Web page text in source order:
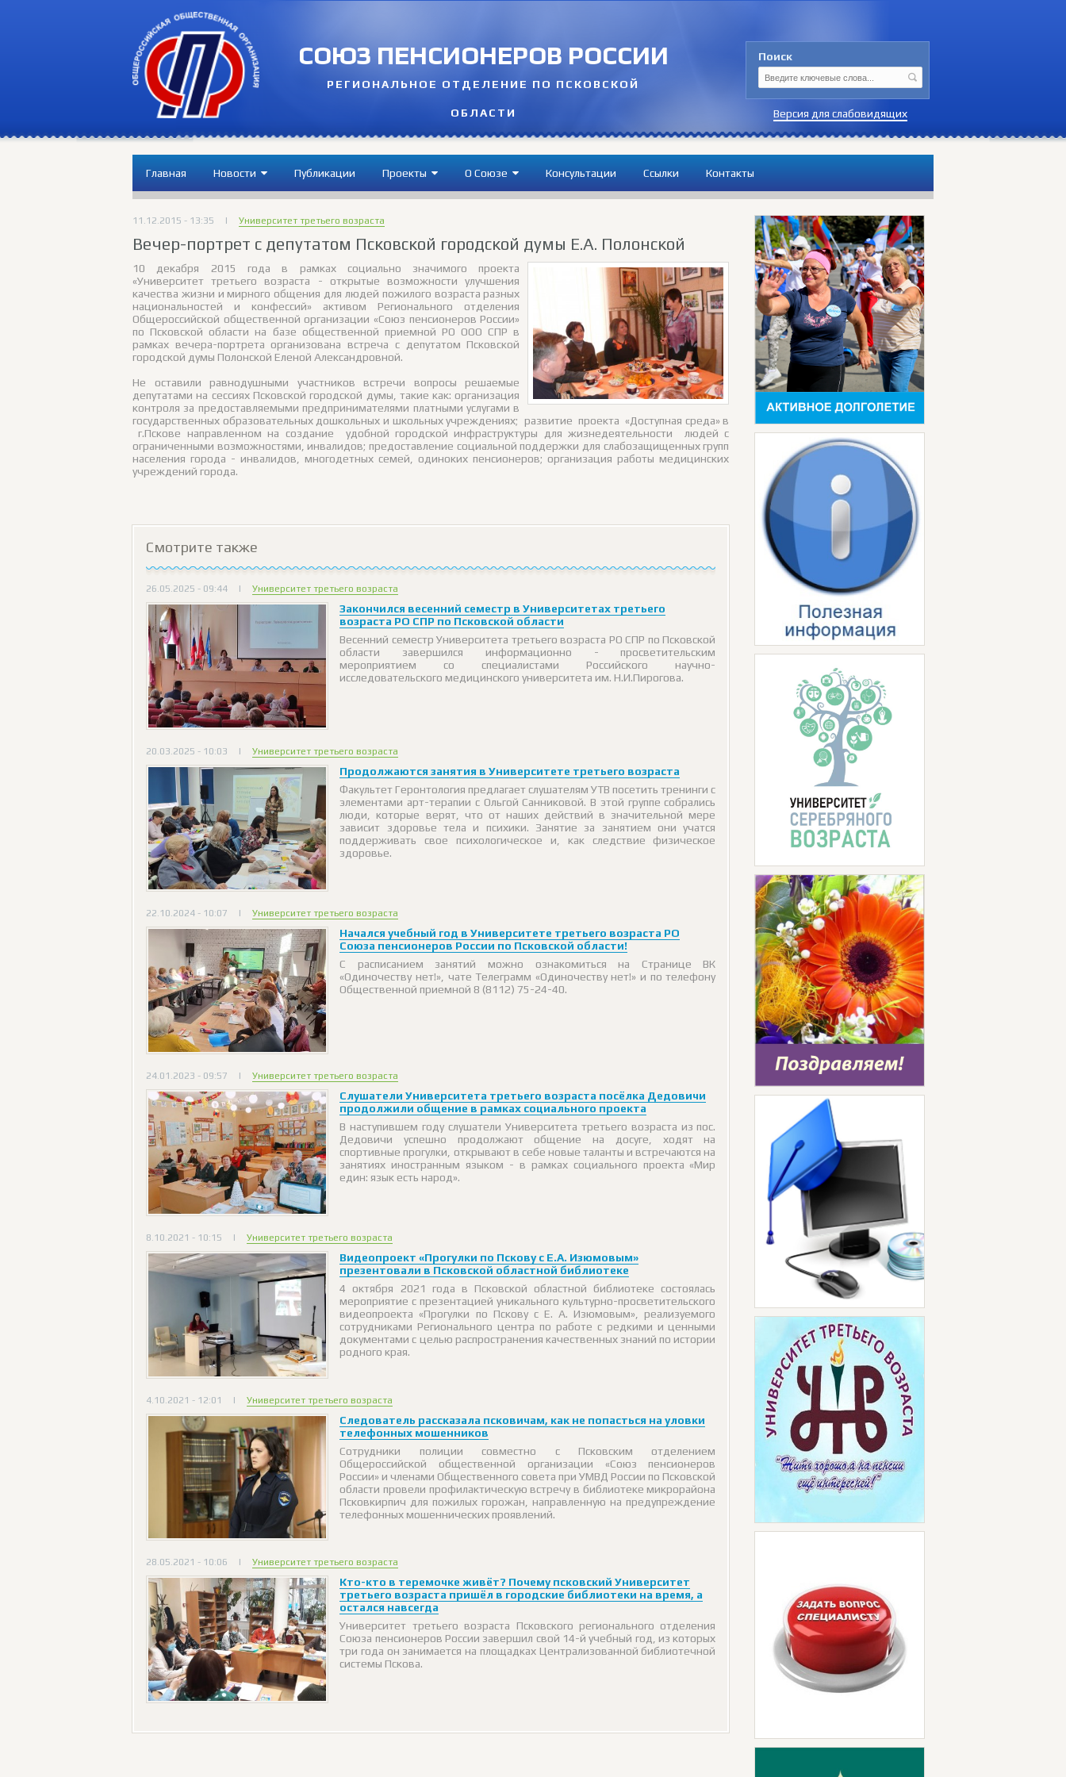
СОЮЗ ПЕНСИОНЕРОВ РОССИИ
РЕГИОНАЛЬНОЕ ОТДЕЛЕНИЕ ПО ПСКОВСКОЙ
ОБЛАСТИ
Поиск
Версия для слабовидящих
Главная Новости Публикации Проекты О Cоюзе Консультации Ссылки Контакты
11.12.2015 - 13:35 | Университет третьего возраста
Вечер-портрет с депутатом Псковской городской думы Е.А. Полонской
10 декабря 2015 года в рамках социально значимого проекта
«Университет третьего возраста - открытые возможности улучшения
качества жизни и мирного общения для людей пожилого возраста разных
национальностей и конфессий» активом Регионального отделения
Общероссийской общественной организации «Союз пенсионеров России»
по Псковской области на базе общественной приемной РО ООО СПР в
рамках вечера-портрета организована встреча с депутатом Псковской
городской думы Полонской Еленой Александровной.
Не оставили равнодушными участников встречи вопросы решаемые
депутатами на сессиях Псковской городской думы, такие как: организация
контроля за предоставляемыми предпринимателями платными услугами в
государственных образовательных дошкольных и школьных учреждениях; развитие проекта «Доступная среда» в
г.Пскове направленном на создание удобной городской инфраструктуры для жизнедеятельности людей с
ограниченными возможностями, инвалидов; предоставление социальной поддержки для слабозащищенных групп
населения города - инвалидов, многодетных семей, одиноких пенсионеров; организация работы медицинских
учреждений города.
Смотрите также
26.05.2025 - 09:44 | Университет третьего возраста
Закончился весенний семестр в Университетах третьего
возраста РО СПР по Псковской области
Весенний семестр Университета третьего возраста РО СПР по Псковской
области завершился информационно - просветительским
мероприятием со специалистами Российского научно-
исследовательского медицинского университета им. Н.И.Пирогова.
20.03.2025 - 10:03 | Университет третьего возраста
Продолжаются занятия в Университете третьего возраста
Факультет Геронтология предлагает слушателям УТВ посетить тренинги с
элементами арт-терапии с Ольгой Санниковой. В этой группе собрались
люди, которые верят, что от наших действий в значительной мере
зависит здоровье тела и психики. Занятие за занятием они учатся
поддерживать свое психологическое и, как следствие физическое
здоровье.
22.10.2024 - 10:07 | Университет третьего возраста
Начался учебный год в Университете третьего возраста РО
Союза пенсионеров России по Псковской области!
С расписанием занятий можно ознакомиться на Странице ВК
«Одиночеству нет!», чате Телеграмм «Одиночеству нет!» и по телефону
Общественной приемной 8 (8112) 75-24-40.
24.01.2023 - 09:57 | Университет третьего возраста
Слушатели Университета третьего возраста посёлка Дедовичи
продолжили общение в рамках социального проекта
В наступившем году слушатели Университета третьего возраста из пос.
Дедовичи успешно продолжают общение на досуге, ходят на
спортивные прогулки, открывают в себе новые таланты и встречаются на
занятиях иностранным языком - в рамках социального проекта «Мир
един: язык есть народ».
8.10.2021 - 10:15 | Университет третьего возраста
Видеопроект «Прогулки по Пскову с Е.А. Изюмовым»
презентовали в Псковской областной библиотеке
4 октября 2021 года в Псковской областной библиотеке состоялась
мероприятие с презентацией уникального культурно-просветительского
видеопроекта «Прогулки по Пскову с Е. А. Изюмовым», реализуемого
сотрудниками Регионального центра по работе с редкими и ценными
документами с целью распространения качественных знаний по истории
родного края.
4.10.2021 - 12:01 | Университет третьего возраста
Следователь рассказала псковичам, как не попасться на уловки
телефонных мошенников
Сотрудники полиции совместно с Псковским отделением
Общероссийской общественной организации «Союз пенсионеров
России» и членами Общественного совета при УМВД России по Псковской
области провели профилактическую встречу в библиотеке микрорайона
Псковкирпич для пожилых горожан, направленную на предупреждение
телефонных мошеннических проявлений.
28.05.2021 - 10:06 | Университет третьего возраста
Кто-кто в теремочке живёт? Почему псковский Университет
третьего возраста пришёл в городские библиотеки на время, а
остался навсегда
Университет третьего возраста Псковского регионального отделения
Союза пенсионеров России завершил свой 14-й учебный год, из которых
три года он занимается на площадках Централизованной библиотечной
системы Пскова.